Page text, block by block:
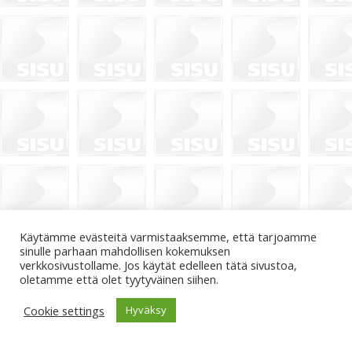
Käytämme evästeitä varmistaaksemme, että tarjoamme
sinulle parhaan mahdollisen kokemuksen
verkkosivustollame. Jos käytät edelleen tätä sivustoa,
oletamme että olet tyytyväinen siihen.
Cookie settings
Hyväksy